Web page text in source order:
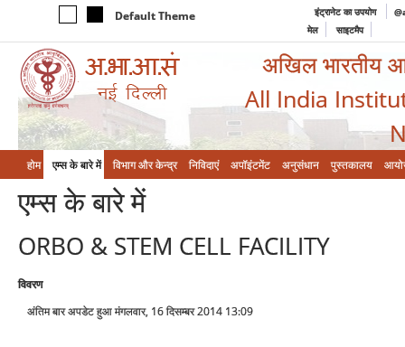
Default Theme इंट्रानेट का उपयोग
मेल
साइटमैप
अखिल भारतीय
All India
होम एम्‍स के बारे में विभाग और केन्‍द्र निविदाएं अपॉइंटमेंट अनुसंधान पुस्तकालय
एम्‍स के बारे में
ORBO & STEM CELL FACILITY
विवरण
अंतिम बार अपडेट हुआ मंगलवार, 16 दिसम्बर 2014 13:09